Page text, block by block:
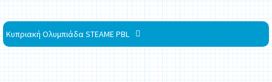
Κυπριακή Ολυμπιάδα STEAME PBL